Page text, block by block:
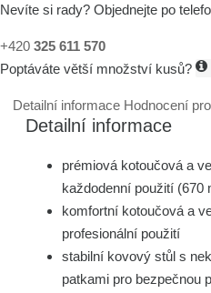
Nevíte si rady? Objednejte po
+420 325 611 570
Poptáváte větší množství kusů?
Detailní informace Hodnocení
Detailní informace
prémiová kotoučová a
každodenní použití (670
komfortní kotoučová a
profesionální použití
stabilní kovový stůl s
patkami pro bezpečnou